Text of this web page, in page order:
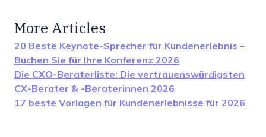
More Articles
20 Beste Keynote-Sprecher für Kundenerlebnis –
Buchen Sie für Ihre Konferenz 2026
Die CXO-Beraterliste: Die vertrauenswürdigsten
CX-Berater & -Beraterinnen 2026
17 beste Vorlagen für Kundenerlebnisse für 2026